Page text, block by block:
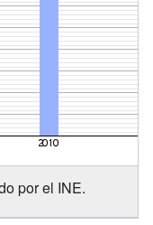
por el INE.